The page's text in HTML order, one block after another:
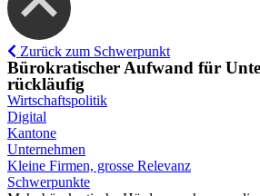
Zurück zum Schwerpunkt
Bürokratischer Aufwand für
rückläufig
Wirtschaftspolitik
Digital
Kantone
Unternehmen
Kleine Firmen, grosse Relevanz
Schwerpunkte